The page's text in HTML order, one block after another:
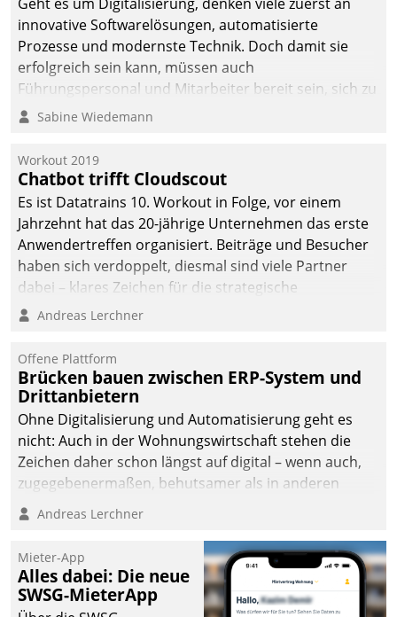
getan. Die Digitalisierung erfordert von Unternehmen
die Bereitschaft, sich zu überprüfen, zu hinterfragen
und zu verändern.
innovative Softwarelösungen, automatisierte
Prozesse und modernste Technik. Doch damit sie
erfolgreich sein kann, müssen auch
Führungspersonal und Mitarbeiter bereit sein, sich zu
verändern und anzupassen, sonst werden sie an ihr
Sabine Wiedemann
Workout 2019
Chatbot trifft Cloudscout
Es ist Datatrains 10. Workout in Folge, vor einem
Jahrzehnt hat das 20-jährige Unternehmen das erste
Anwendertreffen organisiert. Beiträge und Besucher
haben sich verdoppelt, diesmal sind viele Partner
dabei – klares Zeichen für die strategische
Fokussierung auf den Kunden.
Andreas Lerchner
Offene Plattform
Brücken bauen zwischen ERP-System und
Drittanbietern
Ohne Digitalisierung und Automatisierung geht es
nicht: Auch in der Wohnungswirtschaft stehen die
Zeichen daher schon längst auf digital – wenn auch,
zugegebenermaßen, behutsamer als in anderen
Branchen.
Andreas Lerchner
Mieter-App
Alles dabei: Die neue
SWSG-MieterApp